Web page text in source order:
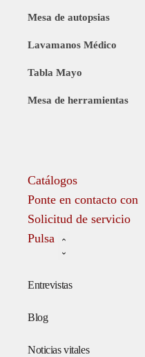
Mesa de autopsias
Lavamanos Médico
Tabla Mayo
Mesa de herramientas
Catálogos
Ponte en contacto con
Solicitud de servicio
Pulsa
Entrevistas
Blog
Noticias vitales